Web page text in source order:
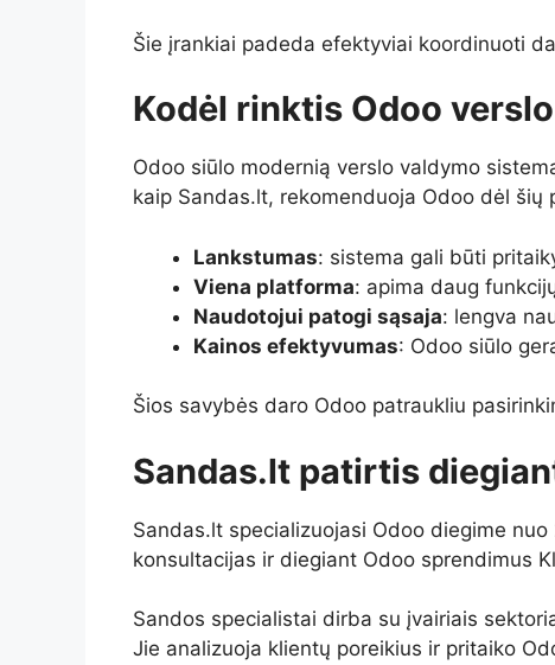
Šie įrankiai padeda efektyviai koordinuoti
Kodėl rinktis Odoo
Odoo siūlo modernią verslo valdymo
kaip Sandas.lt, rekomenduoja Odoo dėl šių
Lankstumas: sistema gali būti
Viena platforma: apima daug
Naudotojui patogi sąsaja: lengva
Kainos efektyvumas: Odoo siūlo
Šios savybės daro Odoo patraukliu
Sandas.lt patirtis
Sandas.lt specializuojasi Odoo diegime
konsultacijas ir diegiant Odoo sprendimus
Sandos specialistai dirba su įvairiais
Jie analizuoja klientų poreikius ir pritaiko